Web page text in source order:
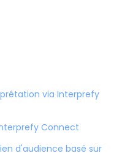
via Interprefy
Connect
d'audience basé sur